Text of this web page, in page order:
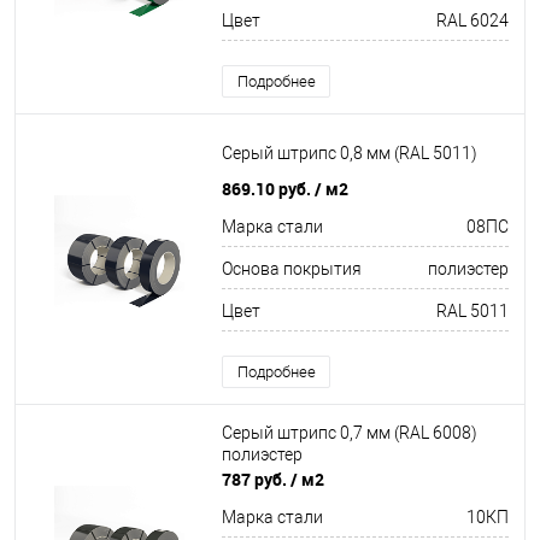
Цвет RAL 6024
Подробнее
Серый штрипс 0,8 мм (RAL 5011)
869.10 руб. / м2
Марка стали 08ПС
Основа покрытия полиэстер
Цвет RAL 5011
Подробнее
Серый штрипс 0,7 мм (RAL 6008)
полиэстер
787 руб. / м2
Марка стали 10КП